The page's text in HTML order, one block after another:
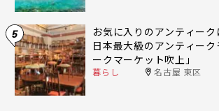
5
お気に入りのアンティーク
日本最大級のアンティー
ークマーケット吹上」
暮らし 名古屋 東区